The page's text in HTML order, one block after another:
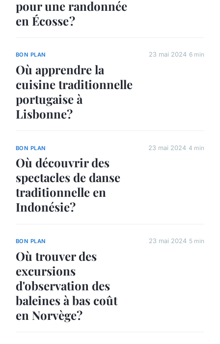
pour une randonnée
en Écosse ?
BON PLAN
Où apprendre la
cuisine traditionnelle
portugaise à
Lisbonne?
23 mai 2024 6 min
BON PLAN
Où découvrir des
spectacles de danse
traditionnelle en
Indonésie?
23 mai 2024 4 min
BON PLAN
Où trouver des
excursions
d'observation des
baleines à bas coût
en Norvège?
23 mai 2024 5 min